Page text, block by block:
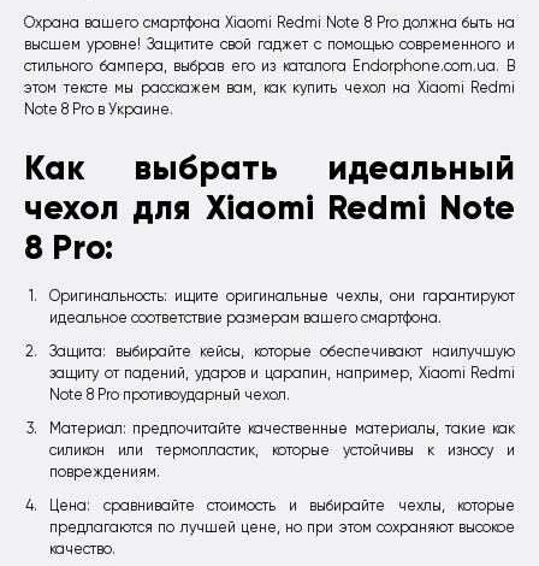
Охрана вашего смартфона Xiaomi Redmi Note 8 Pro должна быть на
высшем уровне! Защитите свой гаджет с помощью современного и
стильного бампера, выбрав его из каталога Endorphone.com.ua. В
этом тексте мы расскажем вам, как купить чехол на Xiaomi Redmi
Note 8 Pro в Украине.
Как выбрать идеальный
чехол для Xiaomi Redmi Note
8 Pro:
Оригинальность: ищите оригинальные чехлы, они гарантируют
идеальное соответствие размерам вашего смартфона.
Защита: выбирайте кейсы, которые обеспечивают наилучшую
защиту от падений, ударов и царапин, например, Xiaomi Redmi
Note 8 Pro противоударный чехол.
Материал: предпочитайте качественные материалы, такие как
силикон или термопластик, которые устойчивы к износу и
повреждениям.
Цена: сравнивайте стоимость и выбирайте чехлы, которые
предлагаются по лучшей цене, но при этом сохраняют высокое
качество.